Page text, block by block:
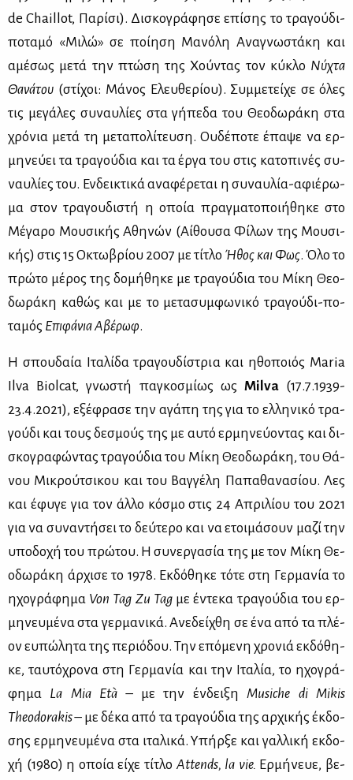
de Chaillot, Πα­ρί­σι). Δι­σκο­γρά­φη­σε επί­σης το τρα­γού­δι-
πο­τα­μό «Μι­λώ» σε ποί­η­ση Μα­νό­λη Ανα­γνω­στά­κη και
αμέ­σως με­τά την πτώ­ση της Χού­ντας τον κύ­κλο Νύ­χτα
Θα­νά­του (στί­χοι: Μά­νος Ελευ­θε­ρί­ου). Συμ­με­τεί­χε σε όλες
τις με­γά­λες συ­ναυ­λί­ες στα γή­πε­δα του Θε­ο­δω­ρά­κη στα
χρό­νια με­τά τη με­τα­πο­λί­τευ­ση. Ου­δέ­πο­τε έπα­ψε να ερ­
μη­νεύ­ει τα τρα­γού­δια και τα έρ­γα του στις κα­το­πι­νές συ­
ναυ­λί­ες του. Εν­δει­κτι­κά ανα­φέ­ρε­ται η συ­ναυ­λία-αφιέ­ρω­
μα στον τρα­γου­δι­στή η οποία πραγ­μα­το­ποι­ή­θη­κε στο
Μέ­γα­ρο Μου­σι­κής Αθη­νών (Αί­θου­σα Φί­λων της Μου­σι­
κής) στις 15 Οκτω­βρί­ου 2007 με τί­τλο Ήθος και Φως. Όλο το
πρώ­το μέ­ρος της δο­μή­θη­κε με τρα­γού­δια του Μί­κη Θε­ο­
δω­ρά­κη κα­θώς και με το με­τα­συμ­φω­νι­κό τρα­γού­δι-πο­
τα­μός Επι­φά­νια Αβέ­ρωφ.
Η σπου­δαία Ιτα­λί­δα τρα­γου­δί­στρια και ηθο­ποιός Maria
Ilva Biolcat, γνω­στή πα­γκο­σμί­ως ως Milva(17.7.1939-
23.4.2021), εξέ­φρα­σε την αγά­πη της για το ελ­λη­νι­κό τρα­
γού­δι και τους δε­σμούς της με αυ­τό ερ­μη­νεύ­ο­ντας και δι­
σκο­γρα­φώ­ντας τρα­γού­δια του Μί­κη Θε­ο­δω­ρά­κη, του Θά­
νου Μι­κρού­τσι­κου και του Βαγ­γέ­λη Πα­πα­θα­να­σί­ου. Λες
και έφυ­γε για τον άλ­λο κό­σμο στις 24 Απρι­λί­ου του 2021
για να συ­να­ντή­σει το δεύ­τε­ρο και να ετοι­μά­σουν μα­ζί την
υπο­δο­χή του πρώ­του. Η συ­νερ­γα­σία της με τον Μί­κη Θε­
ο­δω­ρά­κη άρ­χι­σε το 1978. Εκ­δό­θη­κε τό­τε στη Γερ­μα­νία το
ηχο­γρά­φη­μα Von Tag Zu Tagμε έντε­κα τρα­γού­δια του ερ­
μη­νευ­μέ­να στα γερ­μα­νι­κά. Ανε­δεί­χθη σε ένα από τα πλέ­
ον ευ­πώ­λη­τα της πε­ριό­δου. Την επό­με­νη χρο­νιά εκ­δό­θη­
κε, ταυ­τό­χρο­να στη Γερ­μα­νία και την Ιτα­λία, το ηχο­γρά­
φη­μα La Mia Età – με την έν­δει­ξηMusiche di Mikis
Theodorakis– με δέ­κα από τα τρα­γού­δια της αρ­χι­κής έκ­δο­
σης ερ­μη­νευ­μέ­να στα ιτα­λι­κά. Υπήρ­ξε και γαλ­λι­κή εκ­δο­
χή (1980) η οποία εί­χε τί­τλο Attends, la vie. Ερ­μή­νευε, βε­